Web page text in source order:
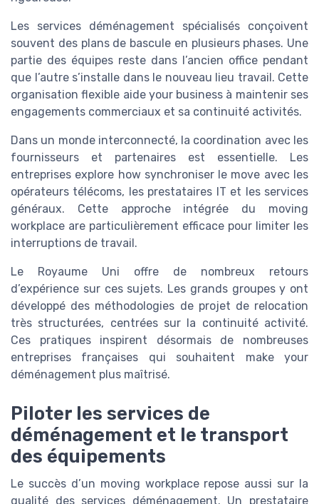
Les services déménagement spécialisés conçoivent
souvent des plans de bascule en plusieurs phases. Une
partie des équipes reste dans l’ancien office pendant
que l’autre s’installe dans le nouveau lieu travail. Cette
organisation flexible aide your business à maintenir ses
engagements commerciaux et sa continuité activités.
Dans un monde interconnecté, la coordination avec les
fournisseurs et partenaires est essentielle. Les
entreprises explore how synchroniser le move avec les
opérateurs télécoms, les prestataires IT et les services
généraux. Cette approche intégrée du moving
workplace are particulièrement efficace pour limiter les
interruptions de travail.
Le Royaume Uni offre de nombreux retours
d’expérience sur ces sujets. Les grands groupes y ont
développé des méthodologies de projet de relocation
très structurées, centrées sur la continuité activité.
Ces pratiques inspirent désormais de nombreuses
entreprises françaises qui souhaitent make your
déménagement plus maîtrisé.
Piloter les services de
déménagement et le transport
des équipements
Le succès d’un moving workplace repose aussi sur la
qualité des services déménagement. Un prestataire